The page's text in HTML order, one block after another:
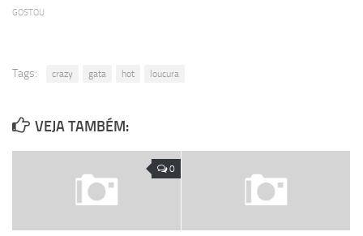
GOSTOU
Tags: crazy gata hot loucura
VEJA TAMBÉM:
0